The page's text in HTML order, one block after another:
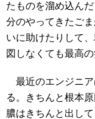
たものを溜め込ん
分のやってきたご
いに助けたりして
図しなくても最高
最近のエンジニア
る。きちんと根本
膿はきちんと出し